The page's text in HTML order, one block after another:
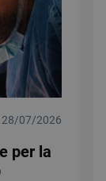
28/07/2026
per la